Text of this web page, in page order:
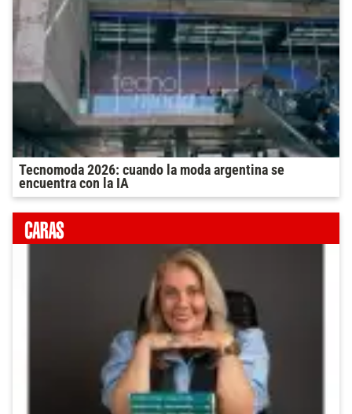
Tecnomoda 2026: cuando la moda argentina se
encuentra con la IA